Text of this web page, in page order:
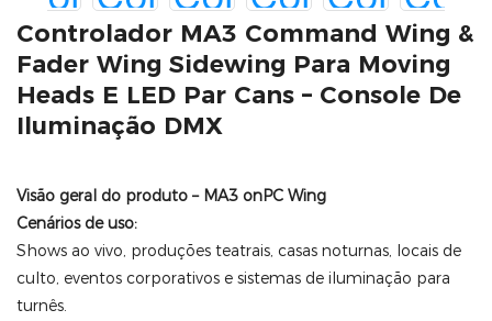
Controlador MA3 Command Wing &
Fader Wing Sidewing Para Moving
Heads E LED Par Cans – Console De
Iluminação DMX
Visão geral do produto – MA3 onPC Wing
Cenários de uso:
Shows ao vivo, produções teatrais, casas noturnas, locais de
culto, eventos corporativos e sistemas de iluminação para
turnês.